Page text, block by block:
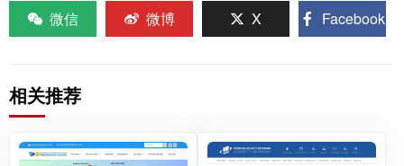
微信 微博 X Facebook
相关推荐